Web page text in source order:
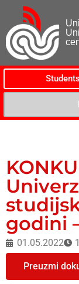
godini
01.05.2022
Preuzmi